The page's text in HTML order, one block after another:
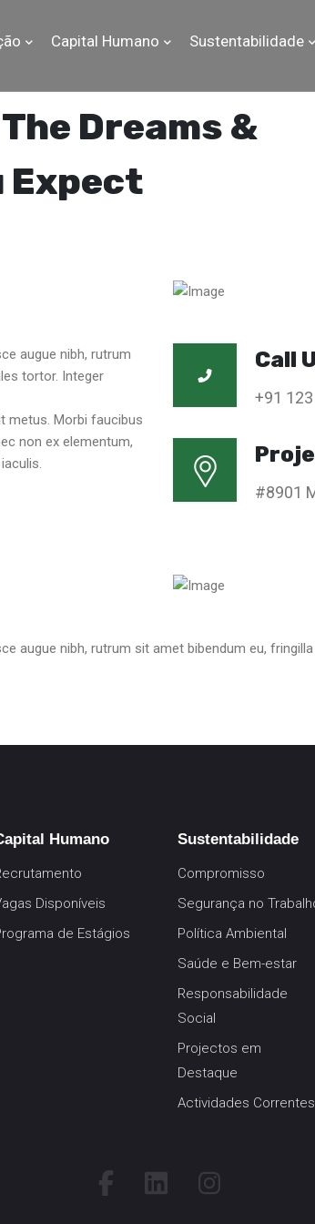
Capital Humano Sustentabilidade
Dreams &
Expect
augue nibh, rutrum
tortor. Integer
metus. Morbi faucibus
non ex elementum,
Call
+91
#8901
augue nibh, rutrum sit amet bibendum eu,
Humano
Disponíveis
de Estágios
Sustentabilidade
Compromisso
Segurança no
Política Ambiental
Saúde e Bem-estar
Responsabilidade
Social
Projectos em
Destaque
Actividades Correntes